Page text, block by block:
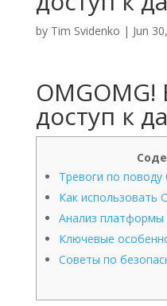
by Tim Svidenko | Jun
доступ к
Тревоги по поводу
Как использовать
Анализ платформы
Ключевые
Советы по